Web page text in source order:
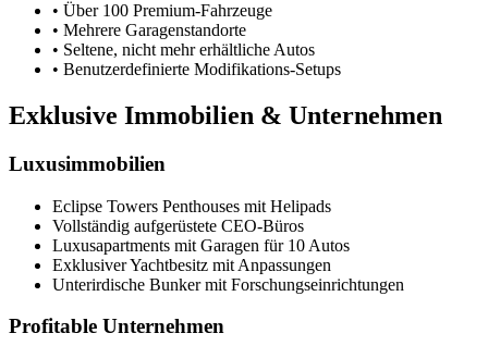
• Über 100 Premium-Fahrzeuge
• Mehrere Garagenstandorte
• Seltene, nicht mehr erhältliche Autos
• Benutzerdefinierte Modifikations-Setups
Exklusive Immobilien & Unternehmen
Luxusimmobilien
Eclipse Towers Penthouses mit Helipads
Vollständig aufgerüstete CEO-Büros
Luxusapartments mit Garagen für 10 Autos
Exklusiver Yachtbesitz mit Anpassungen
Unterirdische Bunker mit Forschungseinrichtungen
Profitable Unternehmen